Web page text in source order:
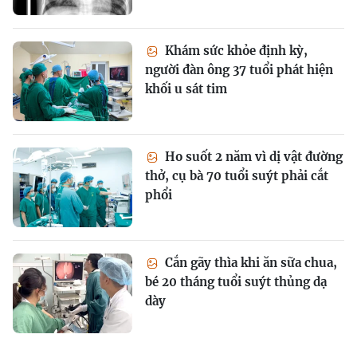
Khám sức khỏe định kỳ,
người đàn ông 37 tuổi phát hiện
khối u sát tim
Ho suốt 2 năm vì dị vật đường
thở, cụ bà 70 tuổi suýt phải cắt
phổi
Cắn gãy thìa khi ăn sữa chua,
bé 20 tháng tuổi suýt thủng dạ
dày